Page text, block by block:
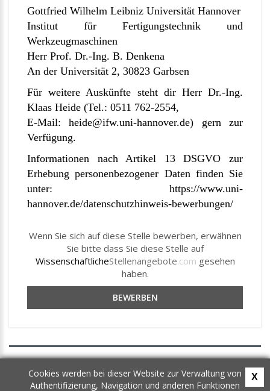
Gottfried Wilhelm Leibniz Universität Hannover
Institut für Fertigungstechnik und
Werkzeugmaschinen
Herr Prof. Dr.-Ing. B. Denkena
An der Universität 2, 30823 Garbsen
Für weitere Auskünfte steht dir Herr Dr.-Ing.
Klaas Heide (Tel.: 0511 762-2554,
E-Mail:heide@ifw.uni-hannover.de) gern zur
Verfügung.
Informationen nach Artikel 13 DSGVO zur
Erhebung personenbezogener Daten finden Sie
unter: https://www.uni-
hannover.de/datenschutzhinweis-bewerbungen/
Wenn Sie sich auf diese Stelle bewerben, erwähnen
Sie bitte dass Sie diese Stelle auf
WissenschaftlicheStellenangebote.com gesehen
haben.
BEWERBEN
AGB
Datenschutz
Cookies werden bei dieser Website zur Verwaltung von
Authentifizierung, Navigation und anderen Funktionen
X